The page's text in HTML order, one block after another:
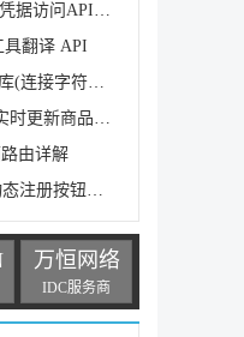
IdnentiyServer使用客户端凭据访问API的实例代码
具翻译 API
ASP.NET中操作SQL数据库(连接字符串的配置及获取)
aspnet core使用websocket实时更新商品信息的方法
路由详解
一个事半功倍的c#方法 动态注册按钮事件
万恒网络
IDC服务商